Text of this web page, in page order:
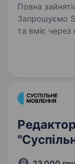
Повна
Запрошуємо
та вміє через
та впливати